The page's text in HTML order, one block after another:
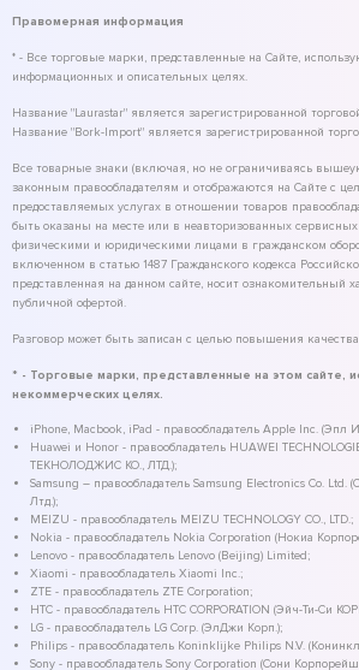
Правомерная информация
* - Все торговые марки, представленные на Сайте,
информационных и описательных целях.
Название "Laurastar" является зарегистрированной
Название "Bork-Import" является зарегистрированной
Все товарные знаки (включая, но не ограничиваясь
законным правообладателям и отображаются на Сайте с
предоставляемых услугах в отношении товаров
быть оказаны на месте или в неавторизованных
физическими и юридическими лицами в гражданском
включенном в статью 1487 Гражданского кодекса
представленная на данном сайте, носит ознакомительный
публичной офертой.
Разговор может быть записан с целью повышения
* - Торговые марки, представленные на этом сайте,
некоммерческих целях.
iPhone, Macbook, iPad - правообладатель Apple Inc. (Эпл
Huawei и Honor - правообладатель HUAWEI
ТЕКНОЛОДЖИС КО., ЛТД.);
Samsung – правообладатель Samsung Electronics Co. Ltd.
Лтд.);
MEIZU - правообладатель MEIZU TECHNOLOGY CO., LTD.;
Nokia - правообладатель Nokia Corporation (Нокиа
Lenovo - правообладатель Lenovo (Beijing) Limited;
Xiaomi - правообладатель Xiaomi Inc.;
ZTE - правообладатель ZTE Corporation;
HTC - правообладатель HTC CORPORATION (Эйч-Ти-Си
LG - правообладатель LG Corp. (ЭлДжи Корп.);
Philips - правообладатель Koninklijke Philips N.V.
Sony - правообладатель Sony Corporation (Сони